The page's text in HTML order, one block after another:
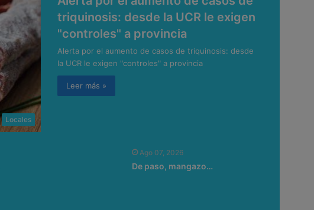
Locales
triquinosis: desde la UCR le exigen
"controles" a provincia
Alerta por el aumento de casos de triquinosis: desde
la UCR le exigen "controles" a provincia
Leer más »
Ago 07, 2026
De paso, mangazo…